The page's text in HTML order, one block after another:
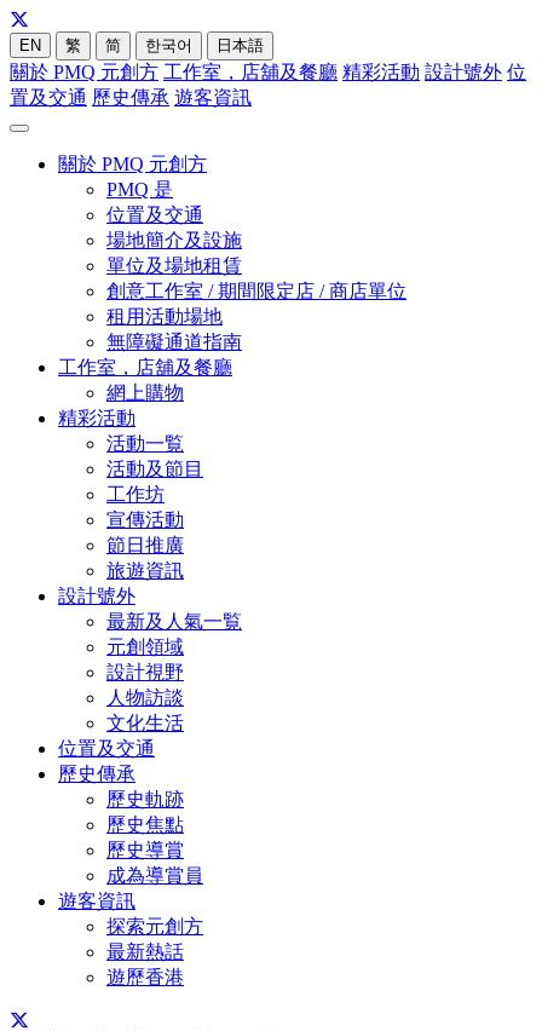
EN 繁 简 한국어 日本語
關於 PMQ 元創方 工作室，店舖及餐廳 精彩活動 設計號外 位
置及交通 歷史傳承 遊客資訊
關於 PMQ 元創方
PMQ 是
位置及交通
場地簡介及設施
單位及場地租賃
創意工作室 / 期間限定店 / 商店單位
租用活動場地
無障礙通道指南
工作室，店舖及餐廳
網上購物
精彩活動
活動一覧
活動及節目
工作坊
宣傳活動
節日推廣
旅遊資訊
設計號外
最新及人氣一覧
元創領域
設計視野
人物訪談
文化生活
位置及交通
歷史傳承
歷史軌跡
歷史焦點
歷史導賞
成為導賞員
遊客資訊
探索元創方
最新熱話
遊歷香港